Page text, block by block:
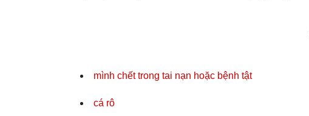
mình chết trong tai nạn hoặc bệnh tật
cá rô